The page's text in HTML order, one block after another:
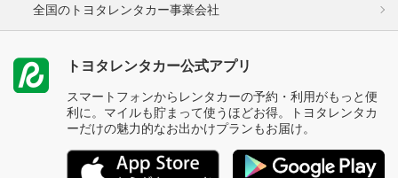
全国のトヨタレンタカー事業会社
トヨタレンタカー公式アプリ
スマートフォンからレンタカーの予約・利用がもっと便
利に。マイルも貯まって使うほどお得。トヨタレンタカ
ーだけの魅力的なお出かけプランもお届け。